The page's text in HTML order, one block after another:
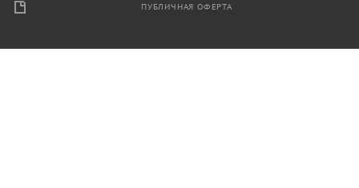
ПУБЛИЧНАЯ ОФЕРТА